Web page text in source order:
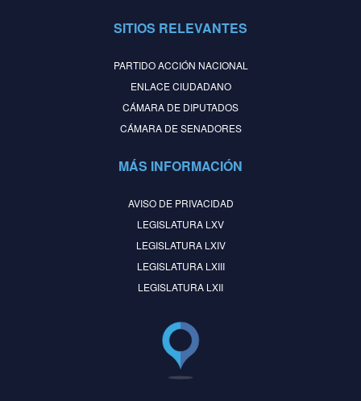
SITIOS RELEVANTES
PARTIDO ACCIÓN NACIONAL
ENLACE CIUDADANO
CÁMARA DE DIPUTADOS
CÁMARA DE SENADORES
MÁS INFORMACIÓN
AVISO DE PRIVACIDAD
LEGISLATURA LXV
LEGISLATURA LXIV
LEGISLATURA LXIII
LEGISLATURA LXII